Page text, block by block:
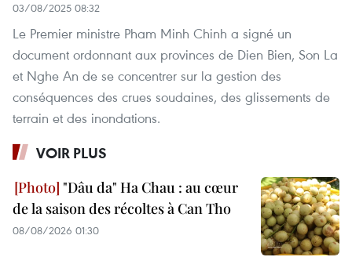
03/08/2025 08:32
Le Premier ministre Pham Minh Chinh a signé un
document ordonnant aux provinces de Dien Bien, Son La
et Nghe An de se concentrer sur la gestion des
conséquences des crues soudaines, des glissements de
terrain et des inondations.
VOIR PLUS
"Dâu da" Ha Chau : au cœur
de la saison des récoltes à Can Tho
08/08/2026 01:30